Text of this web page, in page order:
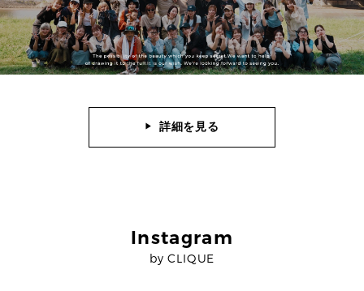
詳細を見る
Instagram
by CLIQUE